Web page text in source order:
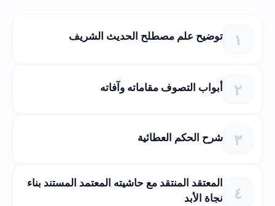
توضيح علم مصطلح الحديث الشريف
أبواب التصوف مقاماته وآفاته
شرح الحكم العطائية
المعتقد المنتقد مع حاشيته المعتمد المستند بناء
نجاة الأبد